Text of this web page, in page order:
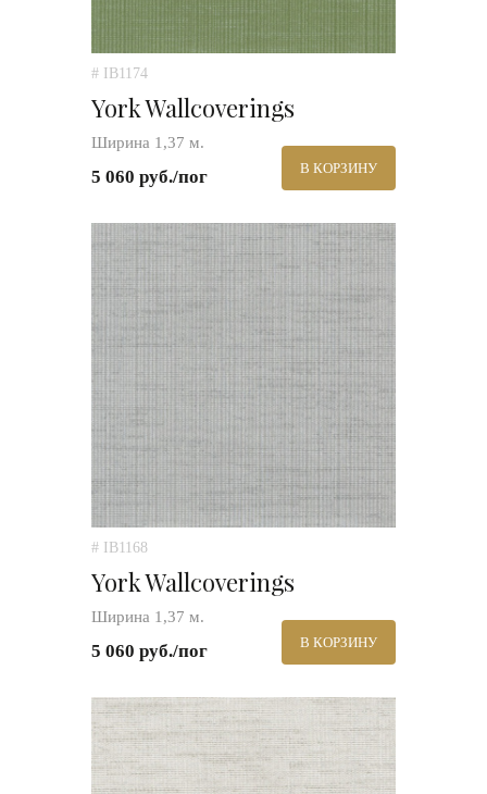
# IB1174
York Wallcoverings
Ширина 1,37 м.
5 060 руб./пог В КОРЗИНУ
# IB1168
York Wallcoverings
Ширина 1,37 м.
5 060 руб./пог В КОРЗИНУ